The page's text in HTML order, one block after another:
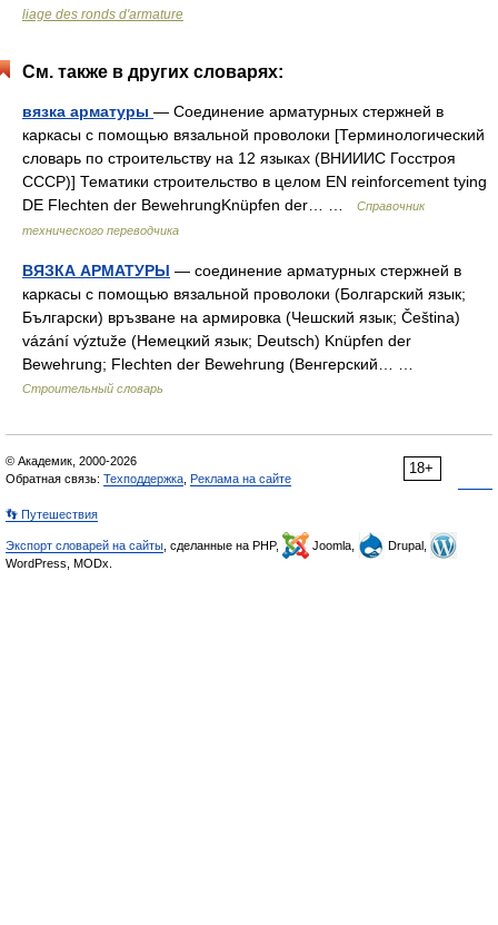
liage des ronds d'armature
См. также в других словарях:
вязка арматуры — Соединение арматурных стержней в
каркасы с помощью вязальной проволоки [Терминологический
словарь по строительству на 12 языках (ВНИИИС Госстроя
СССР)] Тематики строительство в целом EN reinforcement tying
DE Flechten der BewehrungKnüpfen der… …
Справочник
технического переводчика
ВЯЗКА АРМАТУРЫ — соединение арматурных стержней в
каркасы с помощью вязальной проволоки (Болгарский язык;
Български) връзване на армировка (Чешский язык; Čeština)
vázání výztuže (Немецкий язык; Deutsch) Knüpfen der
Bewehrung; Flechten der Bewehrung (Венгерский… …
Строительный словарь
18+
© Академик, 2000-2026
Обратная связь: Техподдержка Реклама на сайте
👣 Путешествия
Экспорт словарей на сайты , сделанные на PHP, Joomla,
Drupal,
WordPress, MODx.